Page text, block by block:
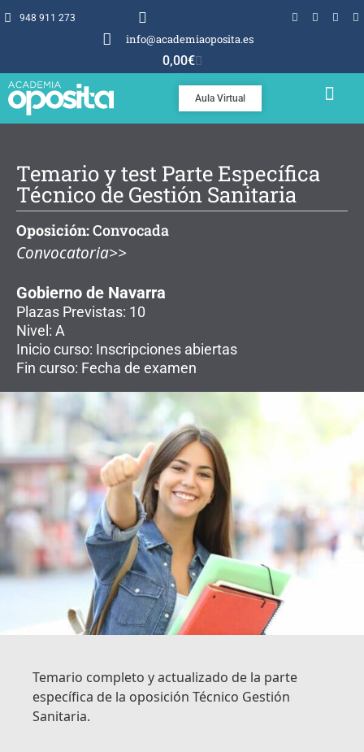
948 911 273
info@academiaoposita.es
0,00€
Aula Virtual
Temario y test Parte Específica
Técnico de Gestión Sanitaria
Oposición:Convocada
Convocatoria>>
Gobierno de Navarra
Plazas Previstas: 10
Nivel: A
Inicio curso: Inscripciones abiertas
Fin curso: Fecha de examen
Temario completo y actualizado de la parte
específica de la oposición Técnico Gestión
Sanitaria.